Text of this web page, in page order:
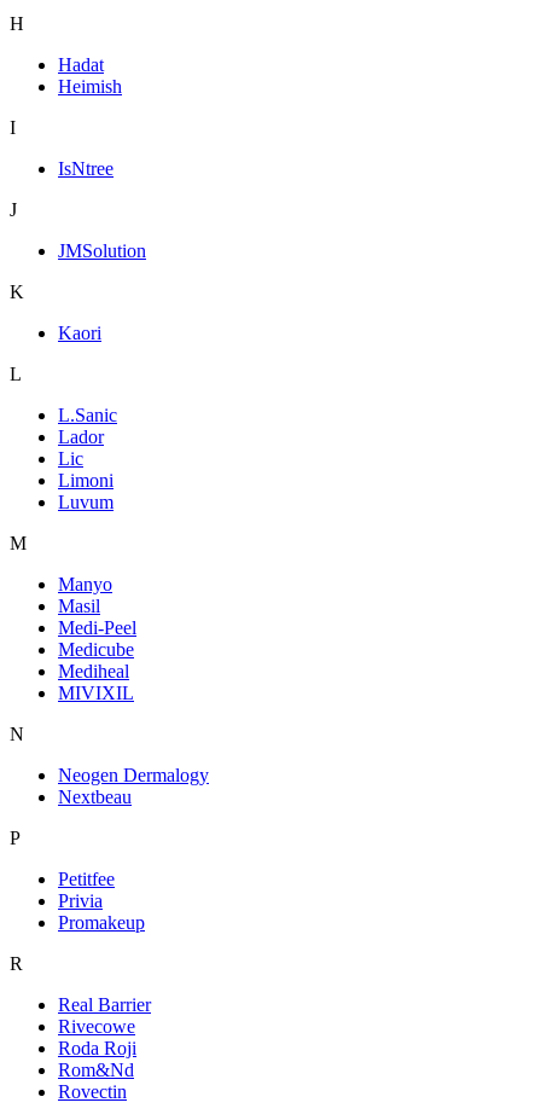
H
Hadat
Heimish
I
IsNtree
J
JMSolution
K
Kaori
L
L.Sanic
Lador
Lic
Limoni
Luvum
M
Manyo
Masil
Medi-Peel
Medicube
Mediheal
MIVIXIL
N
Neogen Dermalogy
Nextbeau
P
Petitfee
Privia
Promakeup
R
Real Barrier
Rivecowe
Roda Roji
Rom&Nd
Rovectin